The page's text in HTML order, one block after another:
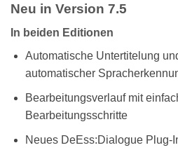
Neu in Version 7.5
In beiden Editionen
Automatische Untertitelung
automatischer
Bearbeitungsverlauf mit
Bearbeitungsschritte
Neues DeEss:Dialogue Plug-